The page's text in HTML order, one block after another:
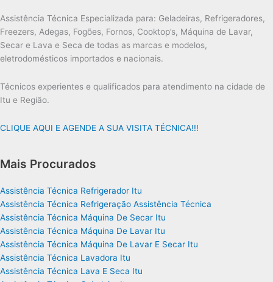
Assistência Técnica Especializada para: Geladeiras, Refrigeradores,
Freezers, Adegas, Fogões, Fornos, Cooktop’s, Máquina de Lavar,
Secar e Lava e Seca de todas as marcas e modelos,
eletrodomésticos importados e nacionais.
Técnicos experientes e qualificados para atendimento na cidade de
Itu e Região.
CLIQUE AQUI E AGENDE A SUA VISITA TÉCNICA!!!
Mais Procurados
Assistência Técnica Refrigerador Itu
Assistência Técnica Refrigeração Assistência Técnica
Assistência Técnica Máquina De Secar Itu
Assistência Técnica Máquina De Lavar Itu
Assistência Técnica Máquina De Lavar E Secar Itu
Assistência Técnica Lavadora Itu
Assistência Técnica Lava E Seca Itu